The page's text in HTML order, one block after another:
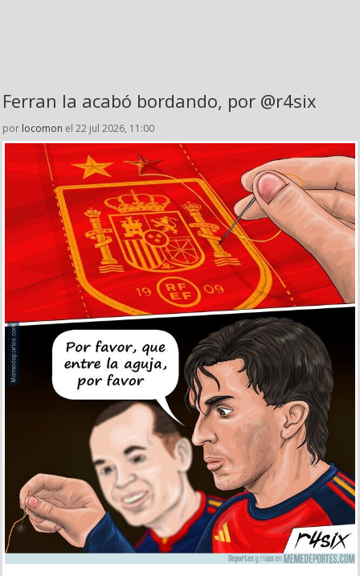
Ferran la acabó bordando, por @r4six
por locomon el 22 jul 2026, 11:00